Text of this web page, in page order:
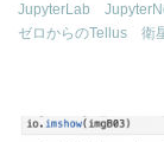
JupyterLab
ゼロからのTellus
衛